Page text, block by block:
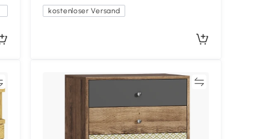
kostenloser Versand
Vergleichen